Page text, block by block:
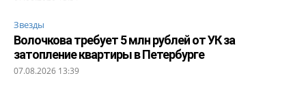
Звезды
Волочкова требует 5 млн рублей от УК за
затопление квартиры в Петербурге
07.08.2026 13:39